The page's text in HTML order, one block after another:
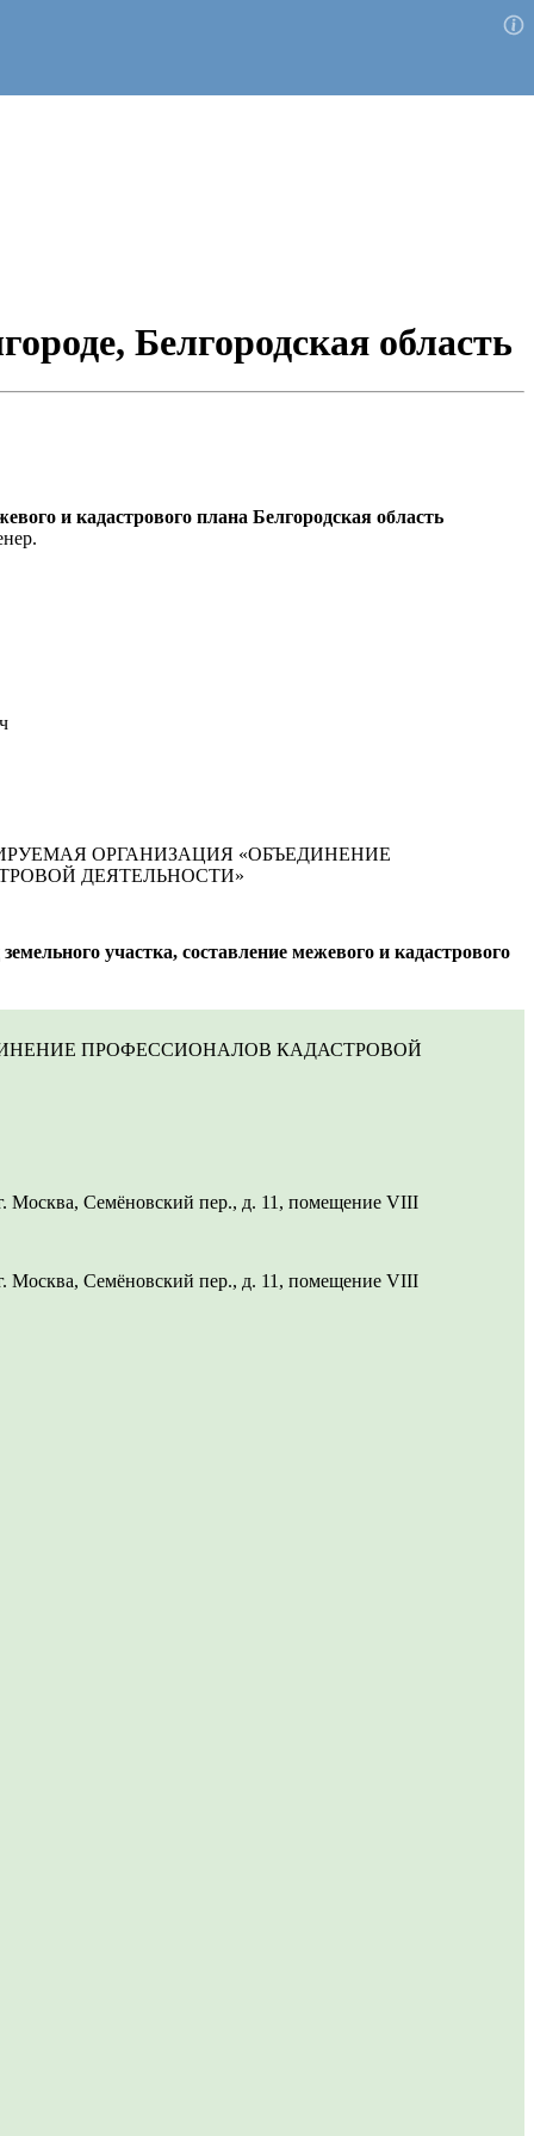
Белгородская область
и кадастрового плана Белгородская область
ОРГАНИЗАЦИЯ «ОБЪЕДИНЕНИЕ
ДЕЯТЕЛЬНОСТИ»
участка, составление межевого и кадастрового
ПРОФЕССИОНАЛОВ КАДАСТРОВОЙ
Москва, Семёновский пер., д. 11, помещение VIII
Москва, Семёновский пер., д. 11, помещение VIII